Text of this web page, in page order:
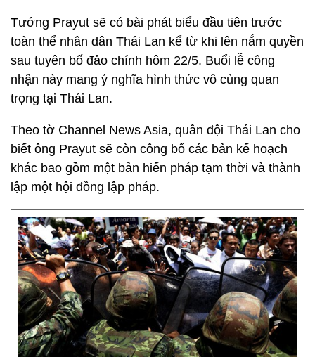
Tướng Prayut sẽ có bài phát biểu đầu tiên trước
toàn thể nhân dân Thái Lan kể từ khi lên nắm quyền
sau tuyên bố đảo chính hôm 22/5. Buổi lễ công
nhận này mang ý nghĩa hình thức vô cùng quan
trọng tại Thái Lan.
Theo tờ Channel News Asia, quân đội Thái Lan cho
biết ông Prayut sẽ còn công bố các bản kế hoạch
khác bao gồm một bản hiến pháp tạm thời và thành
lập một hội đồng lập pháp.